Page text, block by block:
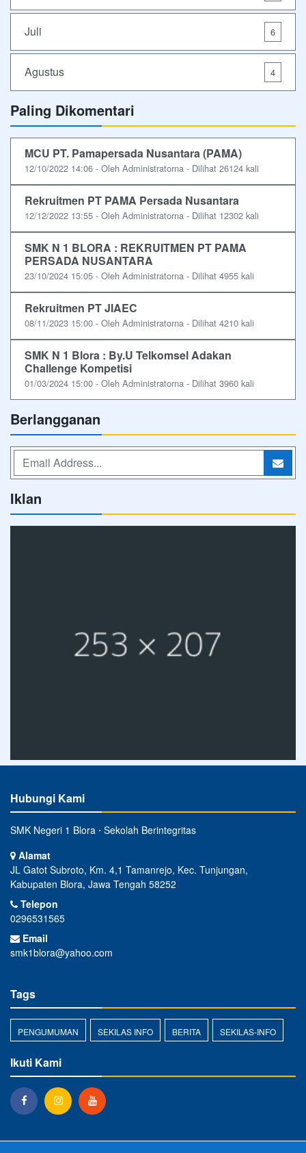
Juli 6
Agustus 4
Paling Dikomentari
MCU PT. Pamapersada Nusantara (PAMA)
12/10/2022 14:06 - Oleh Administratorna - Dilihat 26124 kali
Rekruitmen PT PAMA Persada Nusantara
12/12/2022 13:55 - Oleh Administratorna - Dilihat 12302 kali
SMK N 1 BLORA : REKRUITMEN PT PAMA
PERSADA NUSANTARA
23/10/2024 15:05 - Oleh Administratorna - Dilihat 4955 kali
Rekruitmen PT JIAEC
08/11/2023 15:00 - Oleh Administratorna - Dilihat 4210 kali
SMK N 1 Blora : By.U Telkomsel Adakan
Challenge Kompetisi
01/03/2024 15:00 - Oleh Administratorna - Dilihat 3960 kali
Berlangganan
Iklan
Hubungi Kami
SMK Negeri 1 Blora ⋅ Sekolah Berintegritas
Alamat
JL Gatot Subroto, Km. 4,1 Tamanrejo, Kec. Tunjungan,
Kabupaten Blora, Jawa Tengah 58252
Telepon
0296531565
Email
smk1blora@yahoo.com
Tags
PENGUMUMAN SEKILAS INFO BERITA SEKILAS-INFO
Ikuti Kami